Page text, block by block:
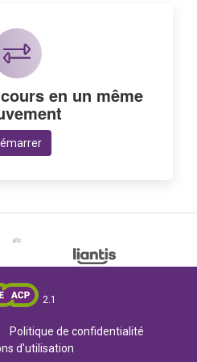
en un même
2.1
Politique de confidentialité
d'utilisation